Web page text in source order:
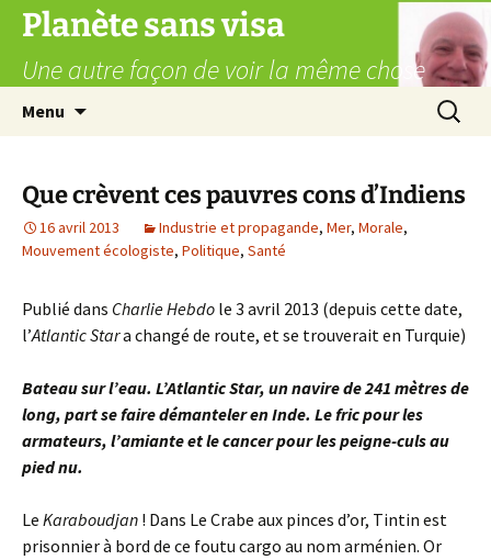
Aller
contenu
Planète sans visa
Une autre façon de voir la même chose
Menu
Que crèvent ces pauvres cons d’Indiens
16 avril 2013 Industrie et propagande, Mer, Morale,
Mouvement écologiste, Politique, Santé
Publié dans Charlie Hebdo le 3 avril 2013 (depuis cette date,
l’Atlantic Stara changé de route, et se trouverait en Turquie)
Bateau sur l’eau. L’Atlantic Star, un navire de 241 mètres de
long, part se faire démanteler en Inde. Le fric pour les
armateurs, l’amiante et le cancer pour les peigne-culs au
pied nu.
Le Karaboudjan ! Dans Le Crabe aux pinces d’or, Tintin est
prisonnier à bord de ce foutu cargo au nom arménien. Or